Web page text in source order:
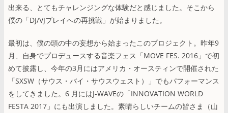
出来る、とてもチャレンジングな体験だと感じました。そこから
僕の「DJ/VJプレイへの再挑戦」が始まりました。
最初は、僕の頭の中の妄想から始まったこのプロジェクト。昨年9
月、自身でプロデュースする音楽フェス「MOVE FES. 2016」で初
めて披露し、今年の3月にはアメリカ・オースティンで開催された
「SXSW（サウス・バイ・サウスウェスト）」でもパフォーマンス
をしてきました。6 月にはJ-WAVEの「INNOVATION WORLD
FESTA 2017」にも出演しました。素晴らしいチームの皆さま（山